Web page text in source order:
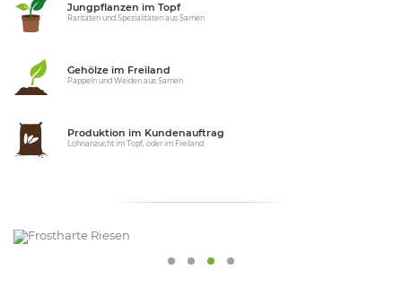
Jungpflanzen im Topf
Raritäten und Spezialitäten aus Samen
Gehölze im Freiland
Pappeln und Weiden aus Samen
Produktion im Kundenauftrag
Lohnanzucht im Topf, oder im Freiland